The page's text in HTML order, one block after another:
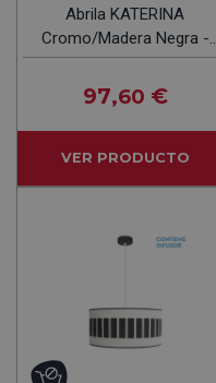
Abrila KATERINA
Cromo/Madera Negra -
Colgante Moderno 2xE27
50 Cm
97,60 €
VER PRODUCTO